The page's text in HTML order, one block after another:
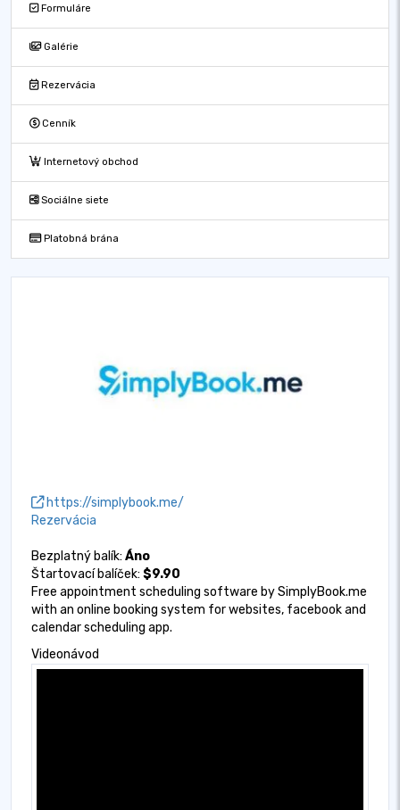
Formuláre
Galérie
Rezervácia
Cenník
Internetový obchod
Sociálne siete
Platobná brána
https://simplybook.me/
Rezervácia
Bezplatný balík: Áno
Štartovací balíček: $9.90
Free appointment scheduling software by SimplyBook.me
with an online booking system for websites, facebook and
calendar scheduling app.
Videonávod